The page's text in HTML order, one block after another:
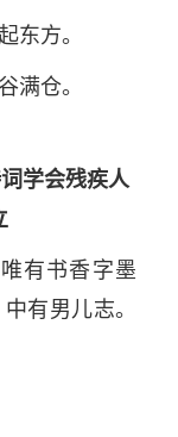
东方。
满仓。
学会残疾人
有书香字墨
有男儿志。